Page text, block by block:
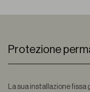
Protezione
La sua installazione fissa